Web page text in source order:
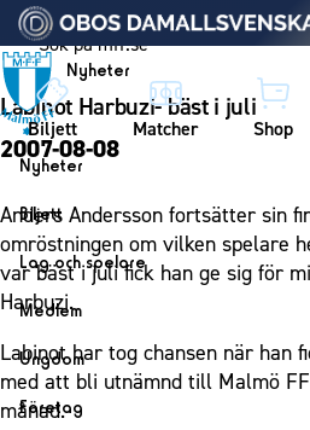
Vidare till innehållet
Nyheter
Biljett Matcher Shop
Nyheter
Nyheter
Kalender
Biljett
Biljett
Årskort herr
Mitt MFF
Biljetter till bortamatcher
Lag och spelare
Lag
Herrlaget
Spelare
Ledarstab
Medlem
Medlemskap i Malmö FF
Årsmöte 2026
Ungdom
MFF Ungdom
Företag
Labinot Harbuzi- bäst i juli
2007-08-08
Anders Andersson fortsätter sin
omröstningen om vilken spelare
var bäst i juli fick han ge sig för
Harbuzi.
Labinot har tog chansen när han
med att bli utnämnd till Malmö
månad.